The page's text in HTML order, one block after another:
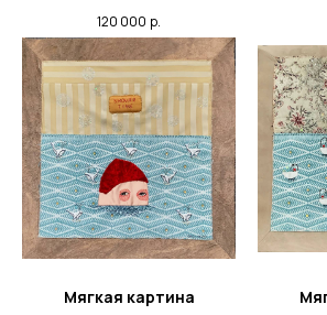
120 000 р.
Мягкая картина